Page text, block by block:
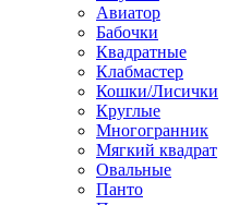
Авиатор
Бабочки
Квадратные
Клабмастер
Кошки/Лисички
Круглые
Многогранник
Мягкий квадрат
Овальные
Панто